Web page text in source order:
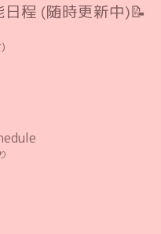
程 (随時更新中)📝